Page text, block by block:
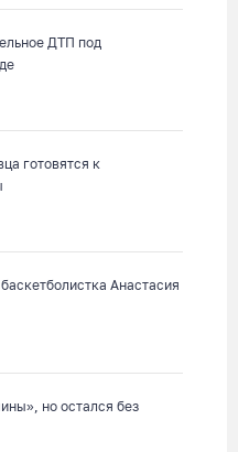
ДТП под
готовятся к
Анастасия
но остался без